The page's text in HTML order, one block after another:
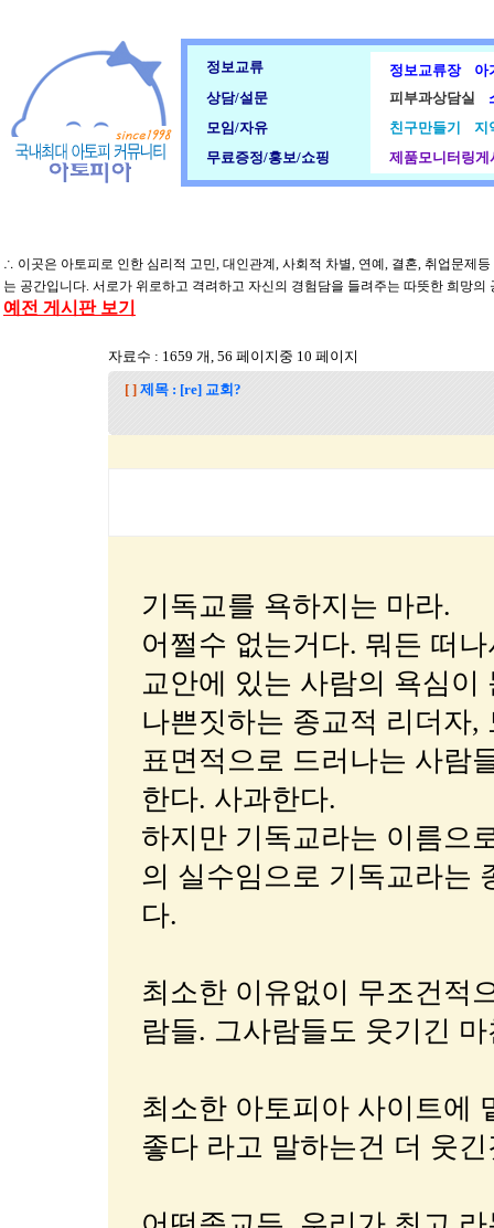
정보교류 정보교류장
아
상담/설문
피부과상담실
모임/자유
친구만들기
지
무료증정/홍보/쇼핑
제품모니터링게
∴ 이곳은 아토피로 인한 심리적 고민, 대인관계, 사회적 차별, 연예, 결혼, 취업문제
는 공간입니다. 서로가 위로하고 격려하고 자신의 경험담을 들려주는 따뜻한 희망
예전 게시판 보기
자료수 : 1659 개, 56 페이지중 10 페이지
[ ] 제목 : [re] 교회?
기독교를 욕하지는 마라.
어쩔수 없는거다. 뭐든 떠
교안에 있는 사람의 욕심이
나쁜짓하는 종교적 리더자
표면적으로 드러나는 사람
한다. 사과한다.
하지만 기독교라는 이름으
의 실수임으로 기독교라는
다.
최소한 이유없이 무조건적
람들. 그사람들도 웃기긴
최소한 아토피아 사이트에
좋다 라고 말하는건 더 웃